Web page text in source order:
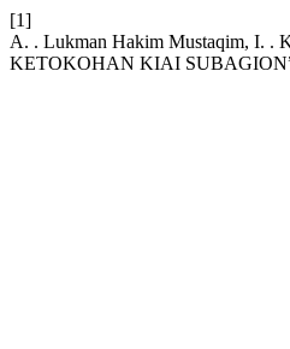
[1]
A. . Lukman Hakim Mustaqim, I.
KETOKOHAN KIAI